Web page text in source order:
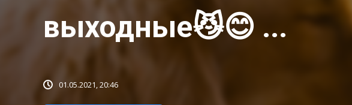
выходные😼😊 ...
01.05.2021, 20:46